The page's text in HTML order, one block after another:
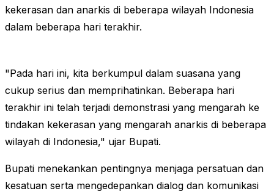
kekerasan dan anarkis di beberapa wilayah Indonesia
dalam beberapa hari terakhir.
"Pada hari ini, kita berkumpul dalam suasana yang
cukup serius dan memprihatinkan. Beberapa hari
terakhir ini telah terjadi demonstrasi yang mengarah ke
tindakan kekerasan yang mengarah anarkis di beberapa
wilayah di Indonesia," ujar Bupati.
Bupati menekankan pentingnya menjaga persatuan dan
kesatuan serta mengedepankan dialog dan komunikasi